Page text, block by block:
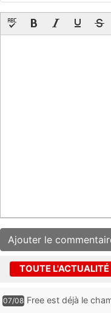
TOUTE L'ACTUALITÉ
07/08 Free est déjà le